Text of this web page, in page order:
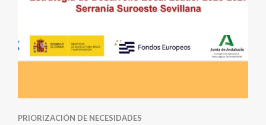
PRIORIZACIÓN DE NECESIDADES